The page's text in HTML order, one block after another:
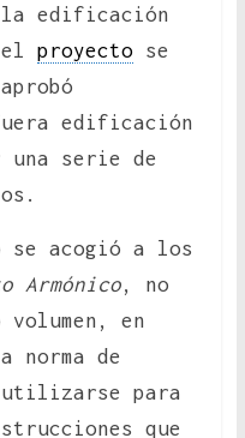
la edificación
proyectose
edificación
una serie de
se acogió a los
Armónico, no
en
norma de
utilizarse para
que